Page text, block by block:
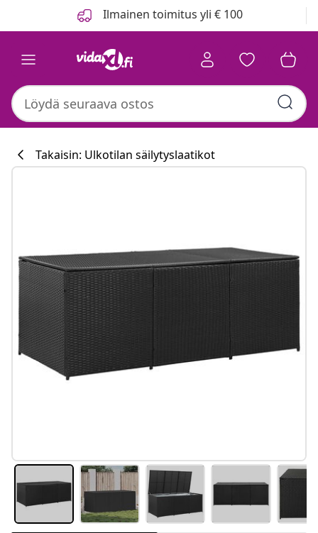
Ilmainen toimitus yli € 100
#sharemevidaxl
Takaisin: Ulkotilan säilytyslaatikot